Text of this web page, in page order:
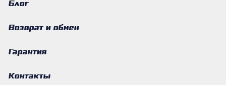
Блог
Возврат и обмен
Гарантия
Контакты